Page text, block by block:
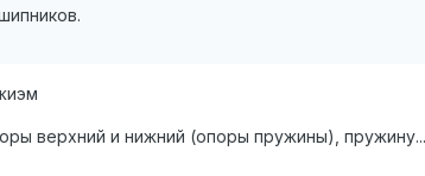
верхний и нижний (опоры пружины),